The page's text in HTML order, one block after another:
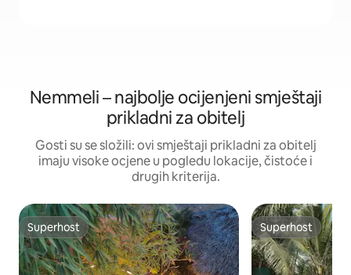
Nemmeli – najbolje ocijenjeni smještaji
prikladni za obitelj
Gosti su se složili: ovi smještaji prikladni za obitelj
imaju visoke ocjene u pogledu lokacije, čistoće i
drugih kriterija.
Superhost
Superhost Superhost
Superhost